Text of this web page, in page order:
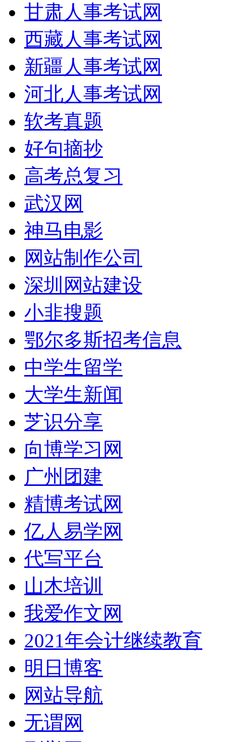
甘肃人事考试网
西藏人事考试网
新疆人事考试网
河北人事考试网
软考真题
好句摘抄
高考总复习
武汉网
神马电影
网站制作公司
深圳网站建设
小韭搜题
鄂尔多斯招考信息
中学生留学
大学生新闻
芝识分享
向博学习网
广州团建
精博考试网
亿人易学网
代写平台
山木培训
我爱作文网
2021年会计继续教育
明日博客
网站导航
无谓网